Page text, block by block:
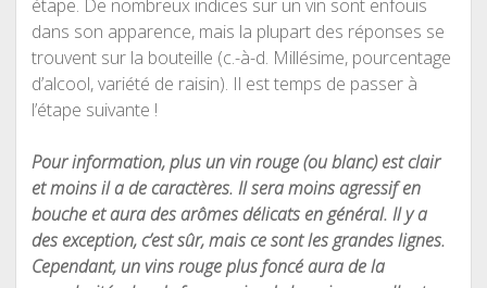
étape. De nombreux indices sur un vin sont enfouis
dans son apparence, mais la plupart des réponses se
trouvent sur la bouteille (c.-à-d. Millésime, pourcentage
d’alcool, variété de raisin). Il est temps de passer à
l’étape suivante !
Pour information, plus un vin rouge (ou blanc) est clair
et moins il a de caractères. Il sera moins agressif en
bouche et aura des arômes délicats en général. Il y a
des exception, c’est sûr, mais ce sont les grandes lignes.
Cependant, un vins rouge plus foncé aura de la